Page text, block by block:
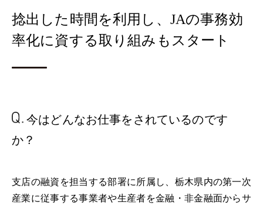
捻出した時間を利用し、JAの事務効
率化に資する取り組みもスタート
今はどんなお仕事を されているのです
か？
支店の融資を担当する部署に所属し、栃木県内の第一次
産業に従事する事業者や生産者を金融・非金融面からサ